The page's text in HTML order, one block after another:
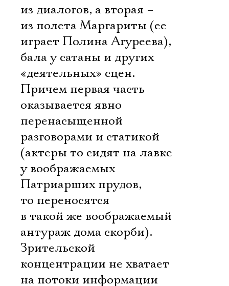
из диалогов, а вторая –
из полета Маргариты (ее
играет Полина Агуреева),
бала у сатаны и других
«деятельных» сцен.
Причем первая часть
оказывается явно
перенасыщенной
разговорами и статикой
(актеры то сидят на лавке
у воображаемых
Патриарших прудов,
то переносятся
в такой же воображаемый
антураж дома скорби).
Зрительской
концентрации не хватает
на потоки информации